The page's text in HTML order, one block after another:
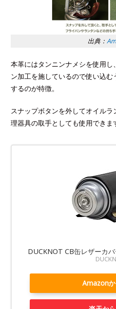
出典：
本革にはタンニンナメシを使用し
ン加工を施しているので使い込
するのが特徴。
スナップボタンを外してオイル
理器具の取手としても使用できま
DUCKNOT CB缶レザーカ
Amazon